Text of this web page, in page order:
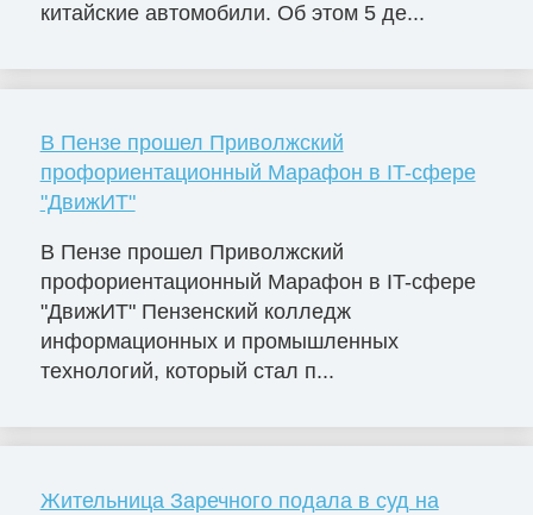
китайские автомобили. Об этом 5 де...
В Пензе прошел Приволжский
профориентационный Марафон в IT-сфере
"ДвижИТ"
В Пензе прошел Приволжский
профориентационный Марафон в IT-сфере
"ДвижИТ" Пензенский колледж
информационных и промышленных
технологий, который стал п...
Жительница Заречного подала в суд на